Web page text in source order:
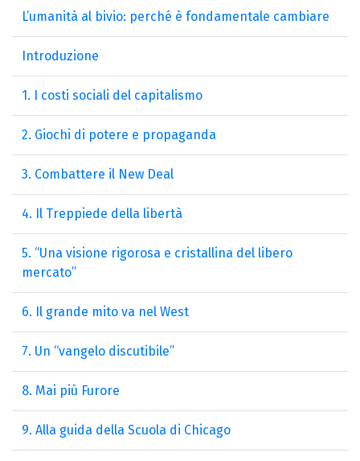
L’umanità al bivio: perché è fondamentale cambiare
Introduzione
1. I costi sociali del capitalismo
2. Giochi di potere e propaganda
3. Combattere il New Deal
4. Il Treppiede della libertà
5. “Una visione rigorosa e cristallina del libero
mercato”
6. Il grande mito va nel West
7. Un “vangelo discutibile”
8. Mai più Furore
9. Alla guida della Scuola di Chicago